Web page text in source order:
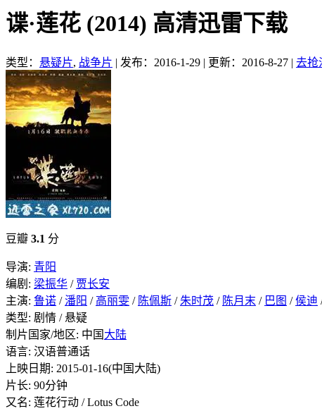
谍·莲花 (2014) 高清迅雷下载
类型： 悬疑片, 战争片 | 发布：2016-1-29 | 更新：2016-8-27 | 去抢
豆瓣 3.1 分
导演: 青阳
编剧: 梁振华 / 贾长安
主演: 鲁诺 / 潘阳 / 高丽雯 / 陈佩斯 / 朱时茂 / 陈月末 / 巴图 /侯迪
类型: 剧情 / 悬疑
制片国家/地区: 中国 大陆
语言: 汉语普通话
上映日期: 2015-01-16(中国大陆)
片长: 90分钟
又名: 莲花行动 / Lotus Code